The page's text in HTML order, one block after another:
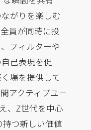
がりを楽しむ
員が同時に投
フィルターや
己表現を促
場を提供して
アクティブユー
、Z世代を中心
つ新しい価値